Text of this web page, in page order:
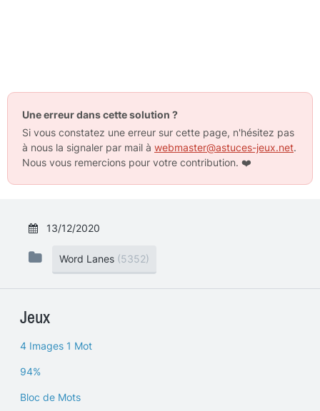
Une erreur dans cette solution ?
Si vous constatez une erreur sur cette page, n'hésitez pas
à nous la signaler par mail à webmaster@astuces-jeux.net.
Nous vous remercions pour votre contribution. ❤️
13/12/2020
Word Lanes (5352)
Jeux
4 Images 1 Mot
94%
Bloc de Mots